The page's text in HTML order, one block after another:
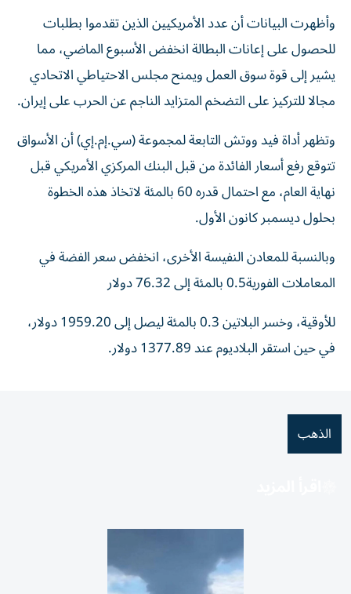
وأظهرت ​البيانات ‌أن عدد الأمريكيين الذين تقدموا بطلبات
للحصول على إعانات البطالة ‌انخفض الأسبوع الماضي، مما
يشير إلى قوة سوق العمل ويمنح مجلس الاحتياطي الاتحادي
مجالا للتركيز على التضخم المتزايد الناجم عن الحرب ‌على إيران.
وتظهر أداة ‌فيد ووتش التابعة لمجموعة (سي.إم.إي) ⁠أن الأسواق
تتوقع رفع أسعار الفائدة من قبل ‌البنك المركزي الأمريكي قبل
نهاية العام، مع احتمال قدره 60 بالمئة لاتخاذ هذه الخطوة
بحلول ديسمبر كانون ⁠الأول.
وبالنسبة للمعادن النفيسة الأخرى، انخفض سعر الفضة ​في
المعاملات الفورية0.5 بالمئة إلى 76.32 دولار
للأوقية، وخسر البلاتين 0.3 بالمئة ليصل إلى 1959.20 دولار،
في حين استقر ⁠البلاديوم عند 1377.89 دولار.
الذهب